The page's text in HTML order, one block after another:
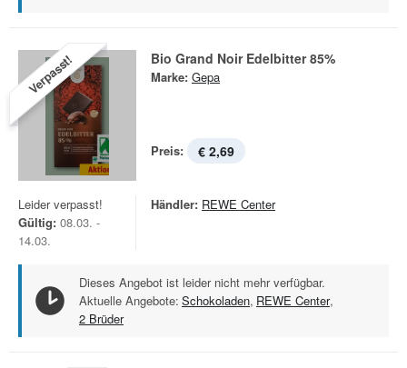
Verpasst! Bio Grand Noir Edelbitter 85%
Marke: Gepa
Preis: € 2,69
Leider verpasst!
Gültig: 08.03. -
14.03.
Händler: REWE Center
Dieses Angebot ist leider nicht mehr verfügbar.
Aktuelle Angebote: Schokoladen, REWE Center,
2 Brüder